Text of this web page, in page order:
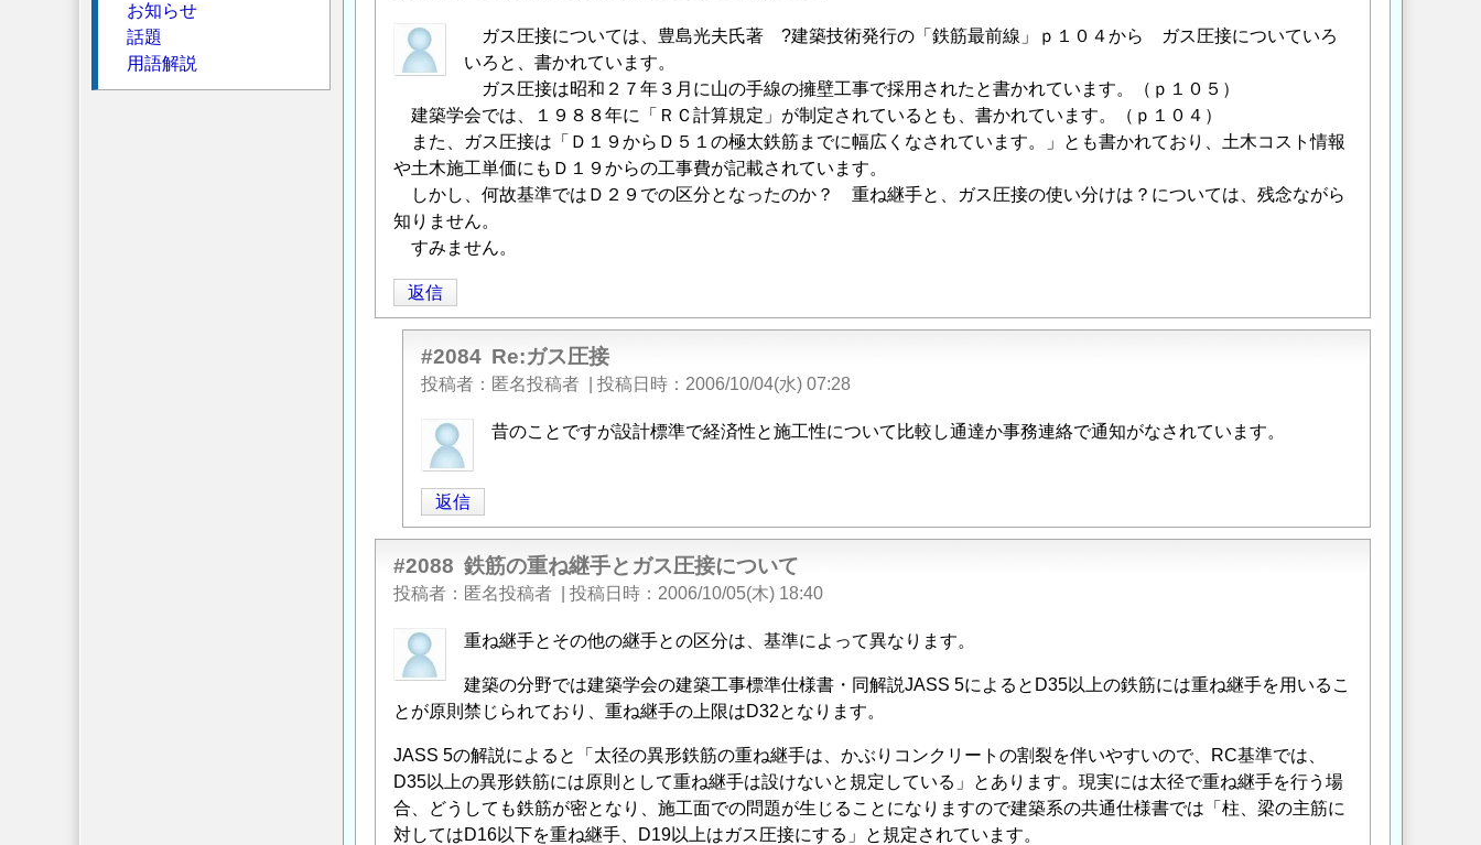
ガス圧接については、豊島光夫氏著 ?建築技術発行の「鉄筋最前線」ｐ１０４から ガス圧接についていろ
いろと、書かれています。
ガス圧接は昭和２７年３月に山の手線の擁壁工事で採用されたと書かれています。（ｐ１０５）
建築学会では、１９８８年に「ＲＣ計算規定」が制定されているとも、書かれています。（ｐ１０４）
また、ガス圧接は「Ｄ１９からＤ５１の極太鉄筋までに幅広くなされています。」とも書かれており、土木コスト情報
や土木施工単価にもＤ１９からの工事費が記載されています。
しかし、何故基準ではＤ２９での区分となったのか？ 重ね継手と、ガス圧接の使い分けは？については、残念ながら
知りません。
すみません。
返信
#2084 Re:ガス圧接
投稿者 匿名投稿者 投稿日時 2006/10/04(水) 07:28
匿
名
投
稿
者
に
よ
「
ス
接」
へ
の
返
信
昔のことですが設計標準で経済性と施工性について比較し通達か事務連絡で通知がなされています。
返信
#2088 鉄筋の重ね継手とガス圧接について
投稿者 匿名投稿者 投稿日時 2006/10/05(木) 18:40
重ね継手とその他の継手との区分は、基準によって異なります。
建築の分野では建築学会の建築工事標準仕様書・同解説JASS 5によるとD35以上の鉄筋には重ね継手を用いるこ
とが原則禁じられており、重ね継手の上限はD32となります。
JASS 5の解説によると「太径の異形鉄筋の重ね継手は、かぶりコンクリートの割裂を伴いやすいので、RC基準では、
D35以上の異形鉄筋には原則として重ね継手は設けないと規定している」とあります。現実には太径で重ね継手を行う場
合、どうしても鉄筋が密となり、施工面での問題が生じることになりますので建築系の共通仕様書では「柱、梁の主筋に
対してはD16以下を重ね継手、D19以上はガス圧接にする」と規定されています。
お知らせ
話題
用語解説